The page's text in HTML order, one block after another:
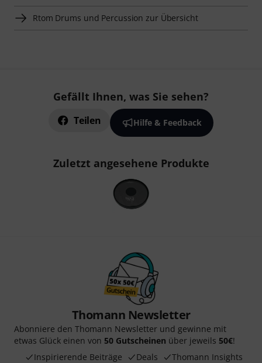
Rtom Drums und Percussion zur Übersicht
Gefällt Ihnen, was Sie sehen?
Teilen Hilfe & Feedback
Zuletzt angesehene Produkte
Thomann Newsletter
Abonniere den Thomann Newsletter und gewinne mit
etwas Glück einen von 50 Gutscheinen über jeweils 50€!
Inspirierende Beiträge
Deals Thomann Insights